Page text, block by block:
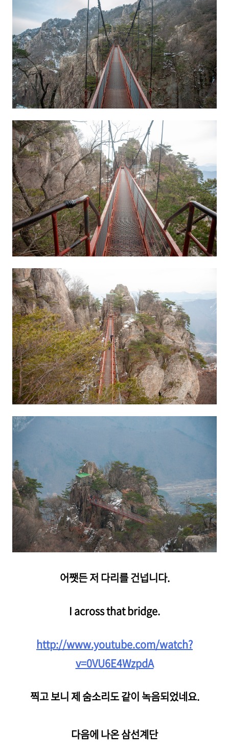
어쨋든 저 다리를 건넙니다.
I across that bridge.
http://www.youtube.com/watch?
v=0VU6E4WzpdA
찍고 보니 제 숨소리도 같이 녹음되었네요.
다음에 나온 삼선계단